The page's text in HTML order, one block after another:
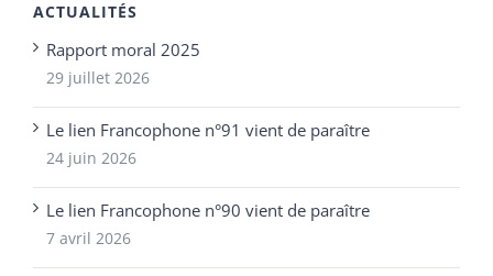
ACTUALITÉS
Rapport moral 2025
29 juillet 2026
Le lien Francophone n°91 vient de paraître
24 juin 2026
Le lien Francophone n°90 vient de paraître
7 avril 2026